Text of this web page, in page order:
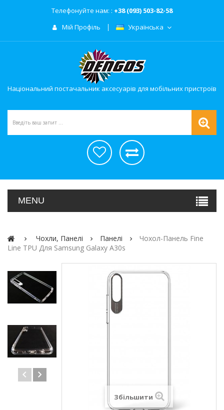
Телефонуйте нам: : +38 (093) 503-82-58
Мій Профіль
Українська
Національний постачальник аксесуарів для мобільних пристроїв
MENU
Чохли, Панелі Панелі
Чохол-Панель Fine
Line TPU Для Samsung Galaxy A30s
Збільшити